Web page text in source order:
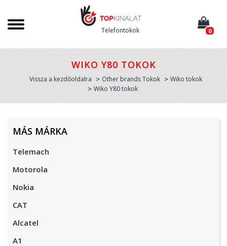
Telefontokok 0
WIKO Y80 TOKOK
Vissza a kezdőoldalra Other brands Tokok
Wiko tokok
Wiko Y80 tokok
MÁS MÁRKA
Telemach
Motorola
Nokia
CAT
Alcatel
A1